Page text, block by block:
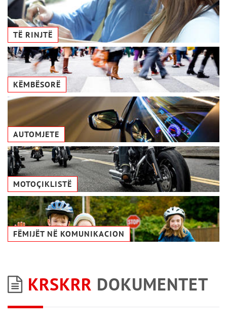
TË RINJTË
KËMBËSORË
AUTOMJETE
MOTOÇIKLISTË
FËMIJËT NË KOMUNIKACION
KRSKRR DOKUMENTET